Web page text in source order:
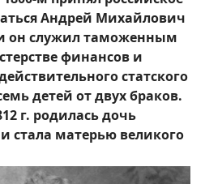
Андрей Михайлович
он служил таможенным
финансов и
статского
детей от двух браков.
г. родилась дочь
стала матерью великого